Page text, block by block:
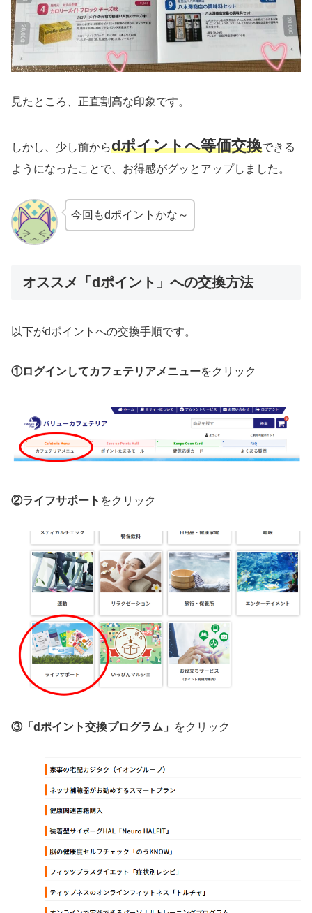
見たところ、正直割高な印象です。
しかし、少し前からdポイントへ等価交換できる
ようになったことで、お得感がグッとアップしました。
今回もdポイントかな～
オススメ「dポイント」への交換方法
以下がdポイントへの交換手順です。
①ログインしてカフェテリアメニューをクリック
②ライフサポート をクリック
③「dポイント交換プログラム」 をクリック